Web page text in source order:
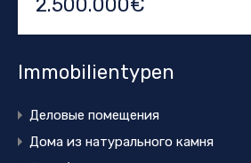
2.500.000€
Immobilientypen
Деловые помещения
Дома из натурального камня